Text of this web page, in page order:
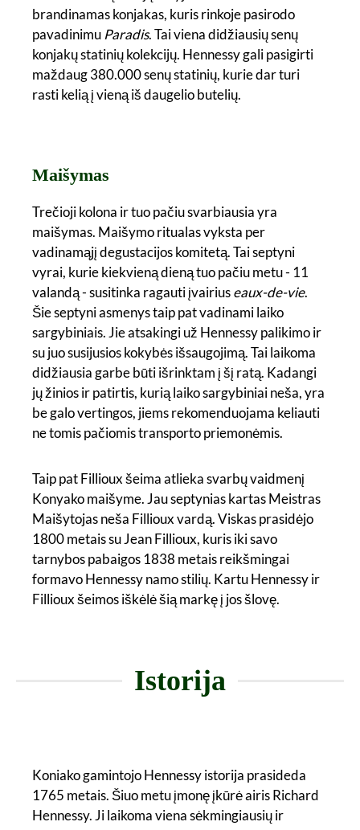
brandinamas konjakas, kuris rinkoje pasirodo
pavadinimuParadis. Tai viena didžiausių senų
konjakų statinių kolekcijų. Hennessy gali pasigirti
maždaug 380.000 senų statinių, kurie dar turi
rasti kelią į vieną iš daugelio butelių.
Maišymas
Trečioji kolona ir tuo pačiu svarbiausia yra
maišymas. Maišymo ritualas vyksta per
vadinamąjį degustacijos komitetą. Tai septyni
vyrai, kurie kiekvieną dieną tuo pačiu metu - 11
valandą - susitinka ragauti įvairiuseaux-de-vie.
Šie septyni asmenys taip pat vadinami laiko
sargybiniais. Jie atsakingi už Hennessy palikimo ir
su juo susijusios kokybės išsaugojimą. Tai laikoma
didžiausia garbe būti išrinktam į šį ratą. Kadangi
jų žinios ir patirtis, kurią laiko sargybiniai neša, yra
be galo vertingos, jiems rekomenduojama keliauti
ne tomis pačiomis transporto priemonėmis.
Taip pat Fillioux šeima atlieka svarbų vaidmenį
Konyako maišyme. Jau septynias kartas Meistras
Maišytojas neša Fillioux vardą. Viskas prasidėjo
1800 metais su Jean Fillioux, kuris iki savo
tarnybos pabaigos 1838 metais reikšmingai
formavo Hennessy namo stilių. Kartu Hennessy ir
Fillioux šeimos iškėlė šią markę į jos šlovę.
Istorija
Koniako gamintojo Hennessy istorija prasideda
1765 metais. Šiuo metu įmonę įkūrė airis Richard
Hennessy. Ji laikoma viena sėkmingiausių ir